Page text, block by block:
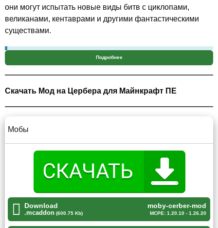
они могут испытать новые виды битв с циклопами,
великанами, кентаврами и другими фантастическими
существами.
Дополнение открывает новые возможности,
предоставляя уникальную добычу и оружие,
Мобы
В Minecraft PE игроки могут встретить гигантских
агрессивных мобов, таких как волки и медведи, которые
могут атаковать друг друга. Если убить одно из этих
существ, то можно получить уникальные предметы.
С появлением мода на цербера добавляются драконы, и
геймеры теперь могут найти их яйца, из которых
вылупляются эти фантастические существа.
Подробнее
Скачать Мод на Цербера для Майнкрафт ПЕ
Мобы
Download
.mcaddon(600.75 Kb)
moby-cerber-mod
MCPE: 1.20.10 - 1.26.20